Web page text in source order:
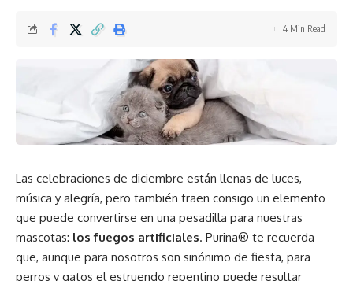
4 Min Read
Las celebraciones de diciembre están llenas de luces,
música y alegría, pero también traen consigo un elemento
que puede convertirse en una pesadilla para nuestras
mascotas: los fuegos artificiales. Purina® te recuerda
que, aunque para nosotros son sinónimo de fiesta, para
perros y gatos el estruendo repentino puede resultar